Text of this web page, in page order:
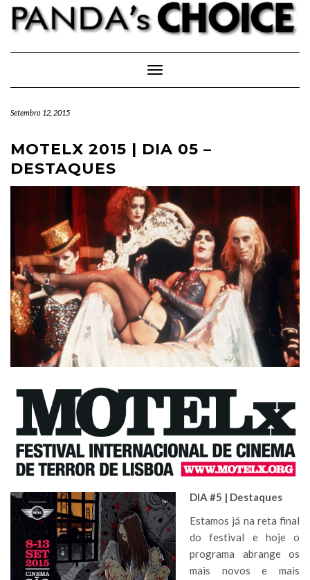
Skip
content
Toggle Navigation
Setembro 12, 2015
MOTELX 2015 | DIA 05 –
DESTAQUES
DIA #5 | Destaques
Estamos já na reta final
do festival e hoje o
programa abrange os
mais novos e mais